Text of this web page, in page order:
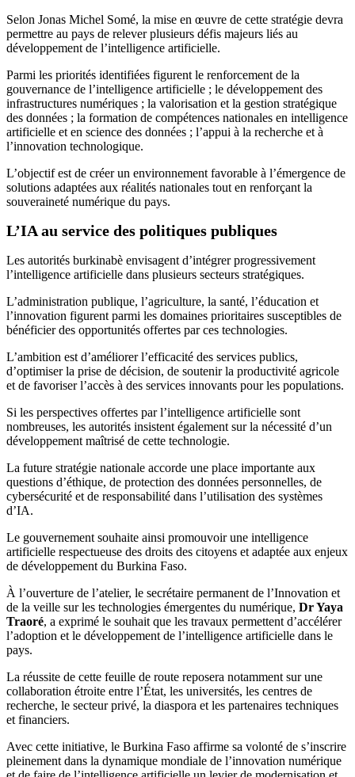
Selon Jonas Michel Somé, la mise en œuvre de cette stratégie devra
permettre au pays de relever plusieurs défis majeurs liés au
développement de l’intelligence artificielle.
Parmi les priorités identifiées figurent le renforcement de la
gouvernance de l’intelligence artificielle ; le développement des
infrastructures numériques ; la valorisation et la gestion stratégique
des données ; la formation de compétences nationales en intelligence
artificielle et en science des données ; l’appui à la recherche et à
l’innovation technologique.
L’objectif est de créer un environnement favorable à l’émergence de
solutions adaptées aux réalités nationales tout en renforçant la
souveraineté numérique du pays.
L’IA au service des politiques publiques
Les autorités burkinabè envisagent d’intégrer progressivement
l’intelligence artificielle dans plusieurs secteurs stratégiques.
L’administration publique, l’agriculture, la santé, l’éducation et
l’innovation figurent parmi les domaines prioritaires susceptibles de
bénéficier des opportunités offertes par ces technologies.
L’ambition est d’améliorer l’efficacité des services publics,
d’optimiser la prise de décision, de soutenir la productivité agricole
et de favoriser l’accès à des services innovants pour les populations.
Si les perspectives offertes par l’intelligence artificielle sont
nombreuses, les autorités insistent également sur la nécessité d’un
développement maîtrisé de cette technologie.
La future stratégie nationale accorde une place importante aux
questions d’éthique, de protection des données personnelles, de
cybersécurité et de responsabilité dans l’utilisation des systèmes
d’IA.
Le gouvernement souhaite ainsi promouvoir une intelligence
artificielle respectueuse des droits des citoyens et adaptée aux enjeux
de développement du Burkina Faso.
À l’ouverture de l’atelier, le secrétaire permanent de l’Innovation et
de la veille sur les technologies émergentes du numérique, Dr Yaya
Traoré, a exprimé le souhait que les travaux permettent d’accélérer
l’adoption et le développement de l’intelligence artificielle dans le
pays.
La réussite de cette feuille de route reposera notamment sur une
collaboration étroite entre l’État, les universités, les centres de
recherche, le secteur privé, la diaspora et les partenaires techniques
et financiers.
Avec cette initiative, le Burkina Faso affirme sa volonté de s’inscrire
pleinement dans la dynamique mondiale de l’innovation numérique